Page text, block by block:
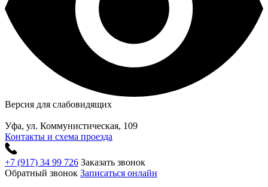
Версия для слабовидящих
Уфа, ул. Коммунистическая, 109
Контакты и схема проезда
+7 (917) 34 99 726 Заказать звонок
Обратный звонок Записаться онлайн